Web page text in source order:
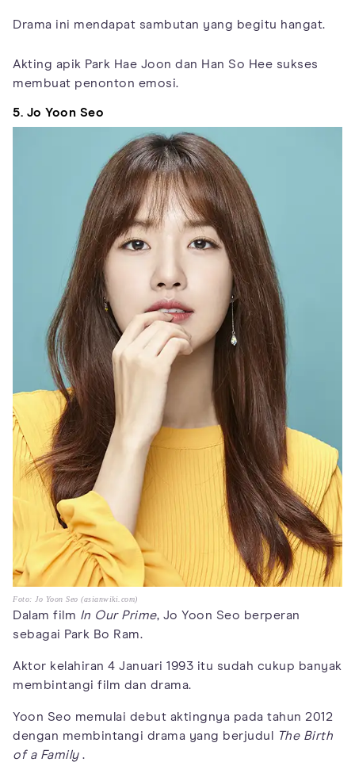
Drama ini mendapat sambutan yang begitu hangat.
Akting apik Park Hae Joon dan Han So Hee sukses
membuat penonton emosi.
5. Jo Yoon Seo
Foto: Jo Yoon Seo (asianwiki.com)
Dalam film In Our Prime, Jo Yoon Seo berperan
sebagai Park Bo Ram.
Aktor kelahiran 4 Januari 1993 itu sudah cukup banyak
membintangi film dan drama.
Yoon Seo memulai debut aktingnya pada tahun 2012
dengan membintangi drama yang berjudul
The Birth
of a Family.